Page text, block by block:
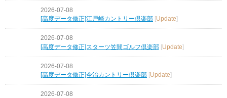
2026-07-08
[高度データ修正]江戸崎カントリー倶楽部 Update
2026-07-08
[高度データ修正]スターツ笠間ゴルフ倶楽部 [Update]
2026-07-08
[高度データ修正]今治カントリー倶楽部 Update
2026-07-08